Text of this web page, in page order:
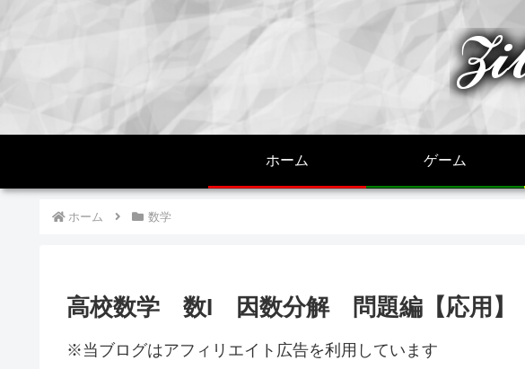
ホーム ゲーム
ホーム 数学
高校数学 数I 因数分解 問題編【応用】
※当ブログはアフィリエイト広告を利用しています